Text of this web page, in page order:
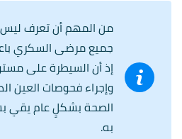
من المهم أن تعرف ليس
جميع مرضى السكري
إذ أن السيطرة على
وإجراء فحوصات العين
الصحة بشكلٍ عام يقي
به.